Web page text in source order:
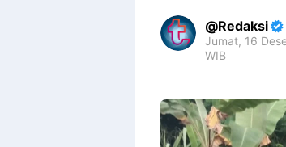
Redaksi
Jumat, 16
WIB